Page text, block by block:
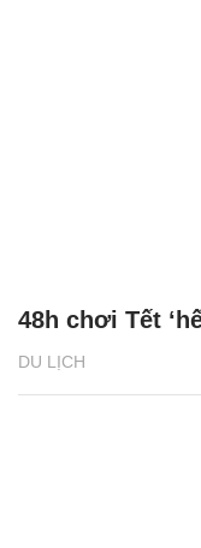
DU LỊCH
48h chơi Tết